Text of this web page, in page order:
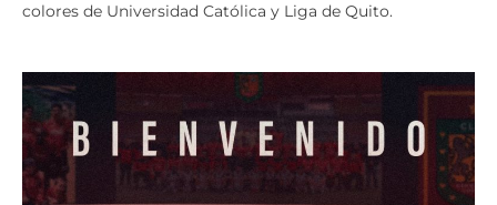
colores de Universidad Católica y Liga de Quito.